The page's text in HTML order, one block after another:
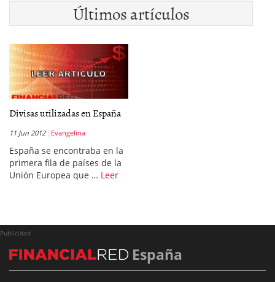
Últimos artículos
Divisas utilizadas en España
11 Jun 2012 Evangelina
España se encontraba en la
primera fila de países de la
Unión Europea que … Leer
Publicidad
España